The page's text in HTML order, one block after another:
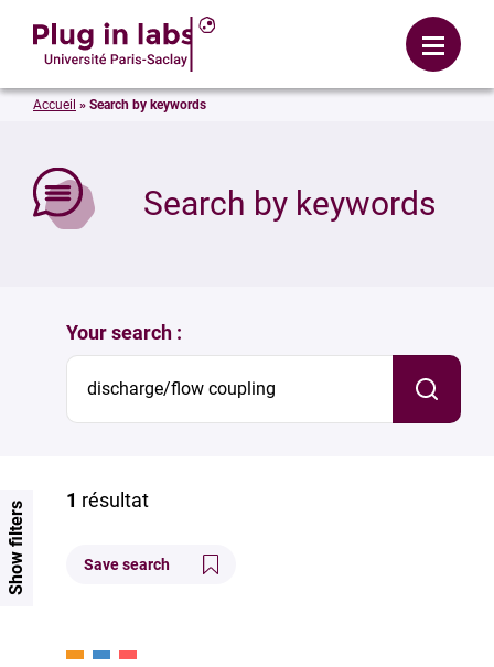
Menu
Search by keywords
Accueil » Search by keywords
Your search :
1 résultat
Save search
Show filters